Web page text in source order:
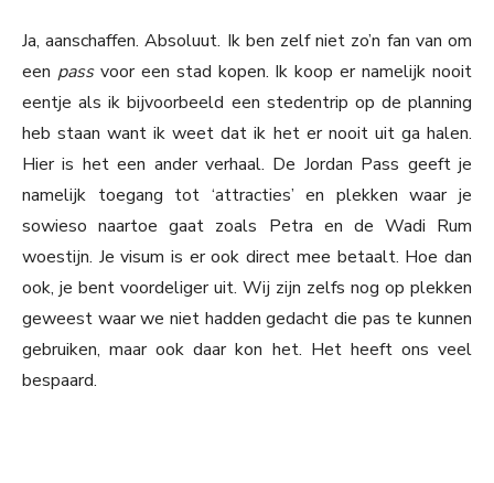
Ja, aanschaffen. Absoluut. Ik ben zelf niet zo’n fan van om
een passvoor een stad kopen. Ik koop er namelijk nooit
eentje als ik bijvoorbeeld een stedentrip op de planning
heb staan want ik weet dat ik het er nooit uit ga halen.
Hier is het een ander verhaal. De Jordan Pass geeft je
namelijk toegang tot ‘attracties’ en plekken waar je
sowieso naartoe gaat zoals Petra en de Wadi Rum
woestijn. Je visum is er ook direct mee betaalt. Hoe dan
ook, je bent voordeliger uit. Wij zijn zelfs nog op plekken
geweest waar we niet hadden gedacht die pas te kunnen
gebruiken, maar ook daar kon het. Het heeft ons veel
bespaard.